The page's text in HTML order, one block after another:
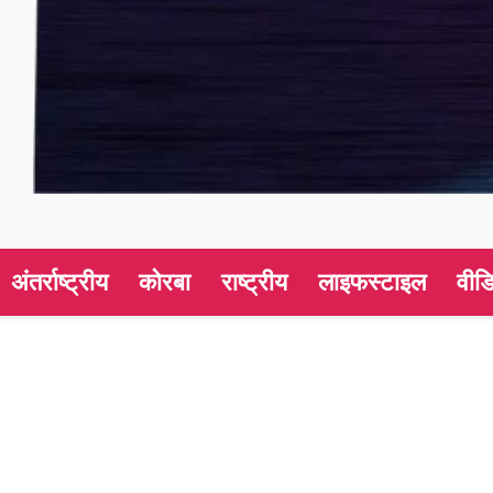
अंतर्राष्ट्रीय कोरबा राष्ट्रीय लाइफस्टाइल